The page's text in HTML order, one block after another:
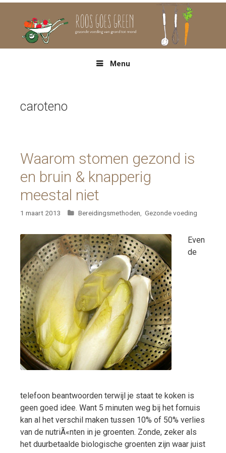
Menu
caroteno
Waarom stomen gezond is
en bruin & knapperig
meestal niet
1 maart 2013 Categorieën
Bereidingsmethoden, Gezonde voeding
Even
de
telefoon beantwoorden terwijl je staat te koken is
geen goed idee. Want 5 minuten weg bij het fornuis
kan al het verschil maken tussen 10% of 50% verlies
van de nutriÃ«nten in je groenten. Zonde, zeker als
het duurbetaalde biologische groenten zijn waar juist